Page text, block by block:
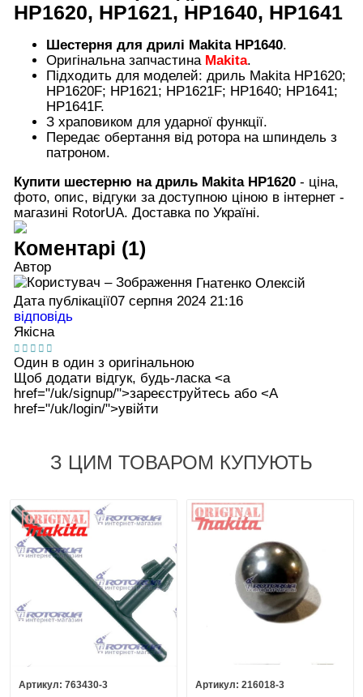
HP1620, HP1621, HP1640, HP1641
Шестерня для дрилі Makita HP1640.
Оригінальна запчастина Makita.
Підходить для моделей: дриль Makita HP1620;
HP1620F; HP1621; HP1621F; HP1640; HP1641;
HP1641F.
З храповиком для ударної функції.
Передає обертання від ротора на шпиндель з
патроном.
Купити шестерню на дриль Makita HP1620 - ціна,
фото, опис, відгуки за доступною ціною в інтернет -
магазині RotorUA. Доставка по Україні.
Коментарі (1)
Автор
Гнатенко Олексій
Дата публікації07 серпня 2024 21:16
відповідь
Якісна
Один в один з оригінальною
Щоб додати відгук, будь-ласка <а
href="/uk/signup/">зареєструйтесь або <А
href="/uk/login/">увійти
З ЦИМ ТОВАРОМ КУПУЮТЬ
763430-3 216018-3